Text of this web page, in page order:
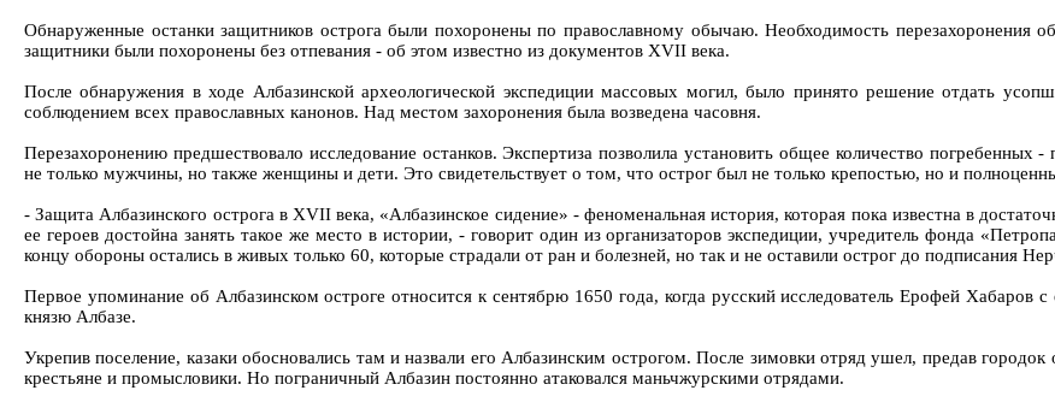
Обнаруженные останки защитников острога были похоронены по православному обычаю. Необходимость перезахоронения
защитники были похоронены без отпевания - об этом известно из документов XVII века.
После обнаружения в ходе Албазинской археологической экспедиции массовых могил, было принято решение отдать
соблюдением всех православных канонов. Над местом захоронения была возведена часовня.
Перезахоронению предшествовало исследование останков. Экспертиза позволила установить общее количество
не только мужчины, но также женщины и дети. Это свидетельствует о том, что острог был не только крепостью, но и
- Защита Албазинского острога в XVII века, «Албазинское сидение» - феноменальная история, которая пока известна в
ее героев достойна занять такое же место в истории, - говорит один из организаторов экспедиции, учредитель фонда
концу обороны остались в живых только 60, которые страдали от ран и болезней, но так и не оставили острог до подписания
Первое упоминание об Албазинском остроге относится к сентябрю 1650 года, когда русский исследователь Ерофей Хабаров
князю Албазе.
Укрепив поселение, казаки обосновались там и назвали его Албазинским острогом. После зимовки отряд ушел, предав городок
крестьяне и промысловики. Но пограничный Албазин постоянно атаковался маньчжурскими отрядами.